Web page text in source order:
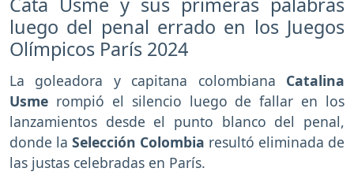
Cata Usme y sus primeras palabras
luego del penal errado en los Juegos
Olímpicos París 2024
La goleadora y capitana colombiana Catalina
Usme rompió el silencio luego de fallar en los
lanzamientos desde el punto blanco del penal,
donde la Selección Colombia resultó eliminada de
las justas celebradas en París.